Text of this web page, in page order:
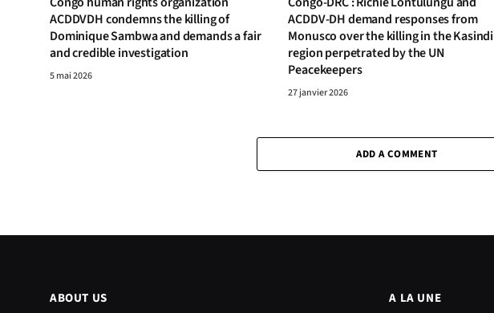
ACDDVDH condemns the killing of
Dominique Sambwa and demands a fair
and credible investigation
5 mai 2026
ACDDV-DH demand responses from
Monusco over the killing in the Kasindi
region perpetrated by the UN
Peacekeepers
27 janvier 2026
ADD A COMMENT
ABOUT US A LA UNE